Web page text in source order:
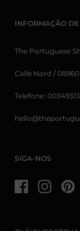
INFORMAÇÃO DE
The Portuguese
Calle Nord /
Telefone:
SIGA-NOS
FacebookInstagram